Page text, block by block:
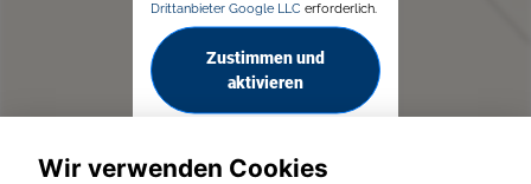
Drittanbieter Google LLC erforderlich.
Zustimmen und
aktivieren
Wir verwenden Cookies